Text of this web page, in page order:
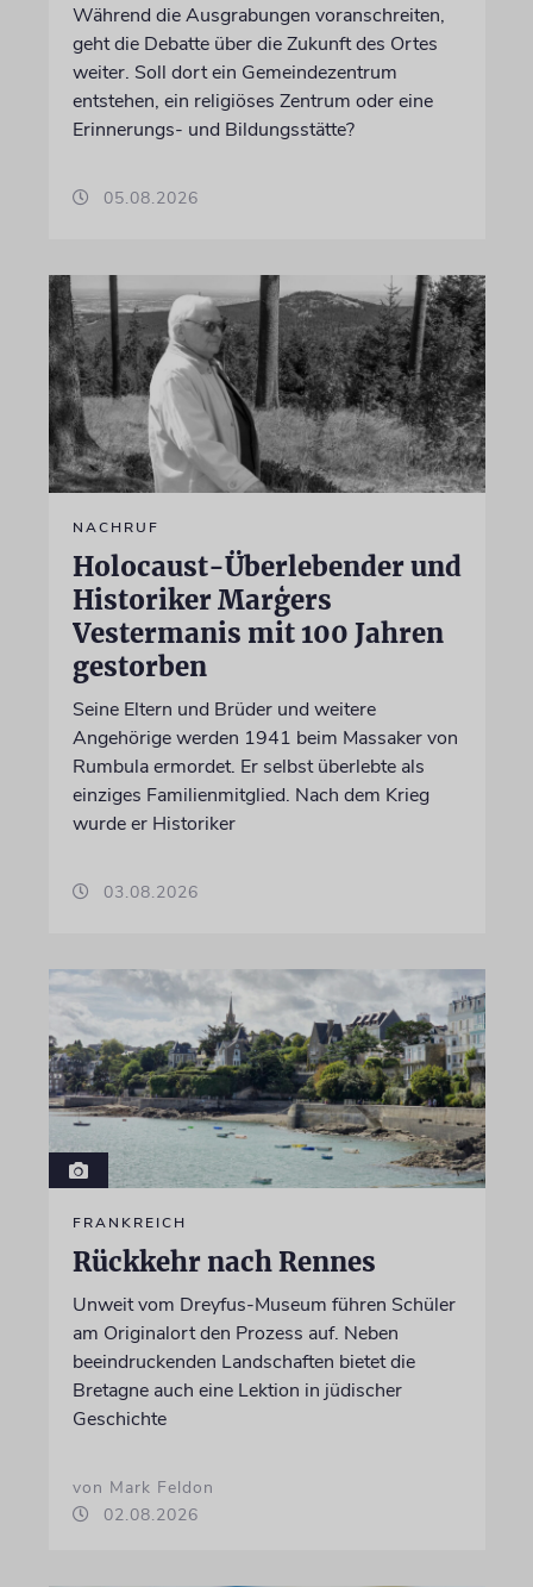
Während die Ausgrabungen voranschreiten,
geht die Debatte über die Zukunft des Ortes
weiter. Soll dort ein Gemeindezentrum
entstehen, ein religiöses Zentrum oder eine
Erinnerungs- und Bildungsstätte?
05.08.2026
NACHRUF
Holocaust-Überlebender und
Historiker Marģers
Vestermanis mit 100 Jahren
gestorben
Seine Eltern und Brüder und weitere
Angehörige werden 1941 beim Massaker von
Rumbula ermordet. Er selbst überlebte als
einziges Familienmitglied. Nach dem Krieg
wurde er Historiker
03.08.2026
FRANKREICH
Rückkehr nach Rennes
Unweit vom Dreyfus-Museum führen Schüler
am Originalort den Prozess auf. Neben
beeindruckenden Landschaften bietet die
Bretagne auch eine Lektion in jüdischer
Geschichte
von Mark Feldon
02.08.2026